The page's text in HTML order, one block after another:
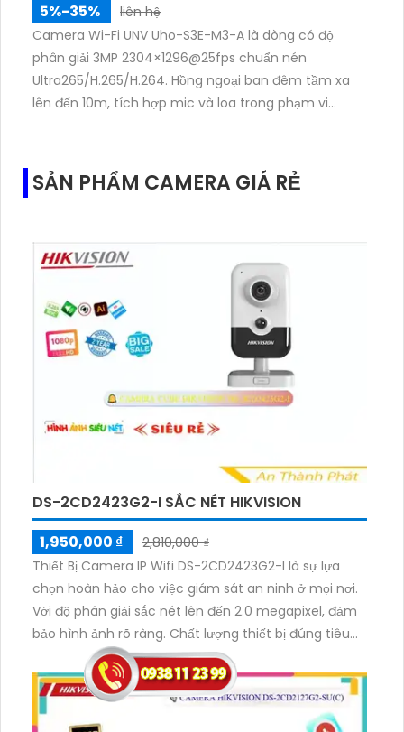
5%-35%
liên hệ
Camera Wi-Fi UNV Uho-S3E-M3-A là dòng có độ
phân giải 3MP 2304×1296@25fps chuẩn nén
Ultra265/H.265/H.264. Hồng ngoại ban đêm tầm xa
lên đến 10m, tích hợp mic và loa trong phạm vi
SẢN PHẨM CAMERA GIÁ RẺ
DS-2CD2423G2-I SẮC NÉT HIKVISION
1,950,000 ₫
2,810,000 ₫
Thiết Bị Camera IP Wifi DS-2CD2423G2-I là sự lựa
chọn hoàn hảo cho việc giám sát an ninh ở mọi nơi.
Với độ phân giải sắc nét lên đến 2.0 megapixel, đảm
bảo hình ảnh rõ ràng. Chất lượng thiết bị đúng tiêu
chuẩn, cho phép xem được ban đêm với hồng ngoại
10m. Được trang bị công nghệ IP Wifi không giảm
chất lượng, hỗ trợ Hồng Ngoại Smart IR. Thiết kế nhỏ
gọn Cube đẹp mắt, có chức năng thu âm và loa rõ